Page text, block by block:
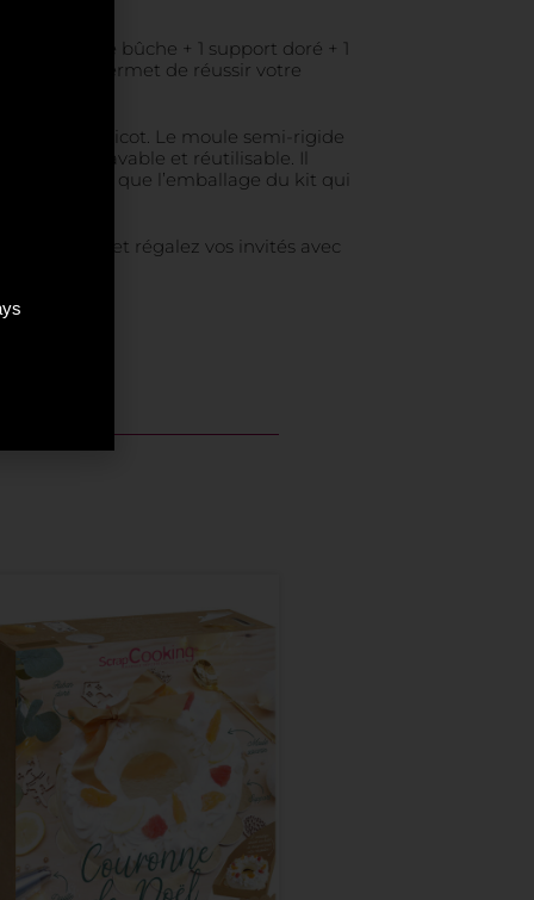
: 1 moule bûche + 1 support doré + 1
il vous permet de réussir votre
bûche tricot. Le moule semi-rigide
lavable et réutilisable. Il
ainsi que l’emballage du kit qui
Épatez et régalez vos invités avec